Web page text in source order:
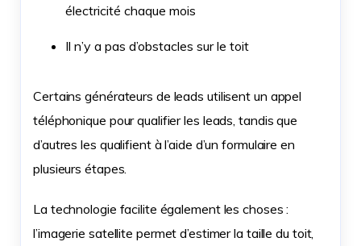
électricité chaque mois
Il n’y a pas d’obstacles sur le toit
Certains générateurs de leads utilisent un appel
téléphonique pour qualifier les leads, tandis que
d’autres les qualifient à l’aide d’un formulaire en
plusieurs étapes.
La technologie facilite également les choses :
l’imagerie satellite permet d’estimer la taille du toit,